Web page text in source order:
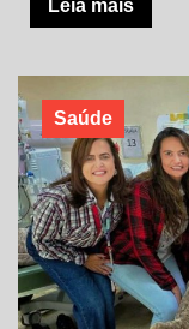
Leia mais
Saúde